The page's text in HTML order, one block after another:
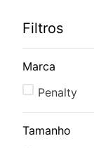
Filtros
Marca
Penalty
Tamanho